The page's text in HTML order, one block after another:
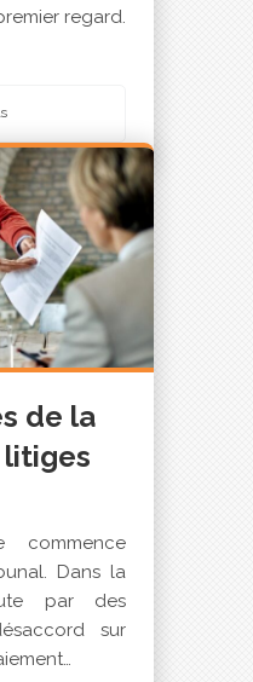
regard.
de la
litiges
commence
Dans la
par des
sur